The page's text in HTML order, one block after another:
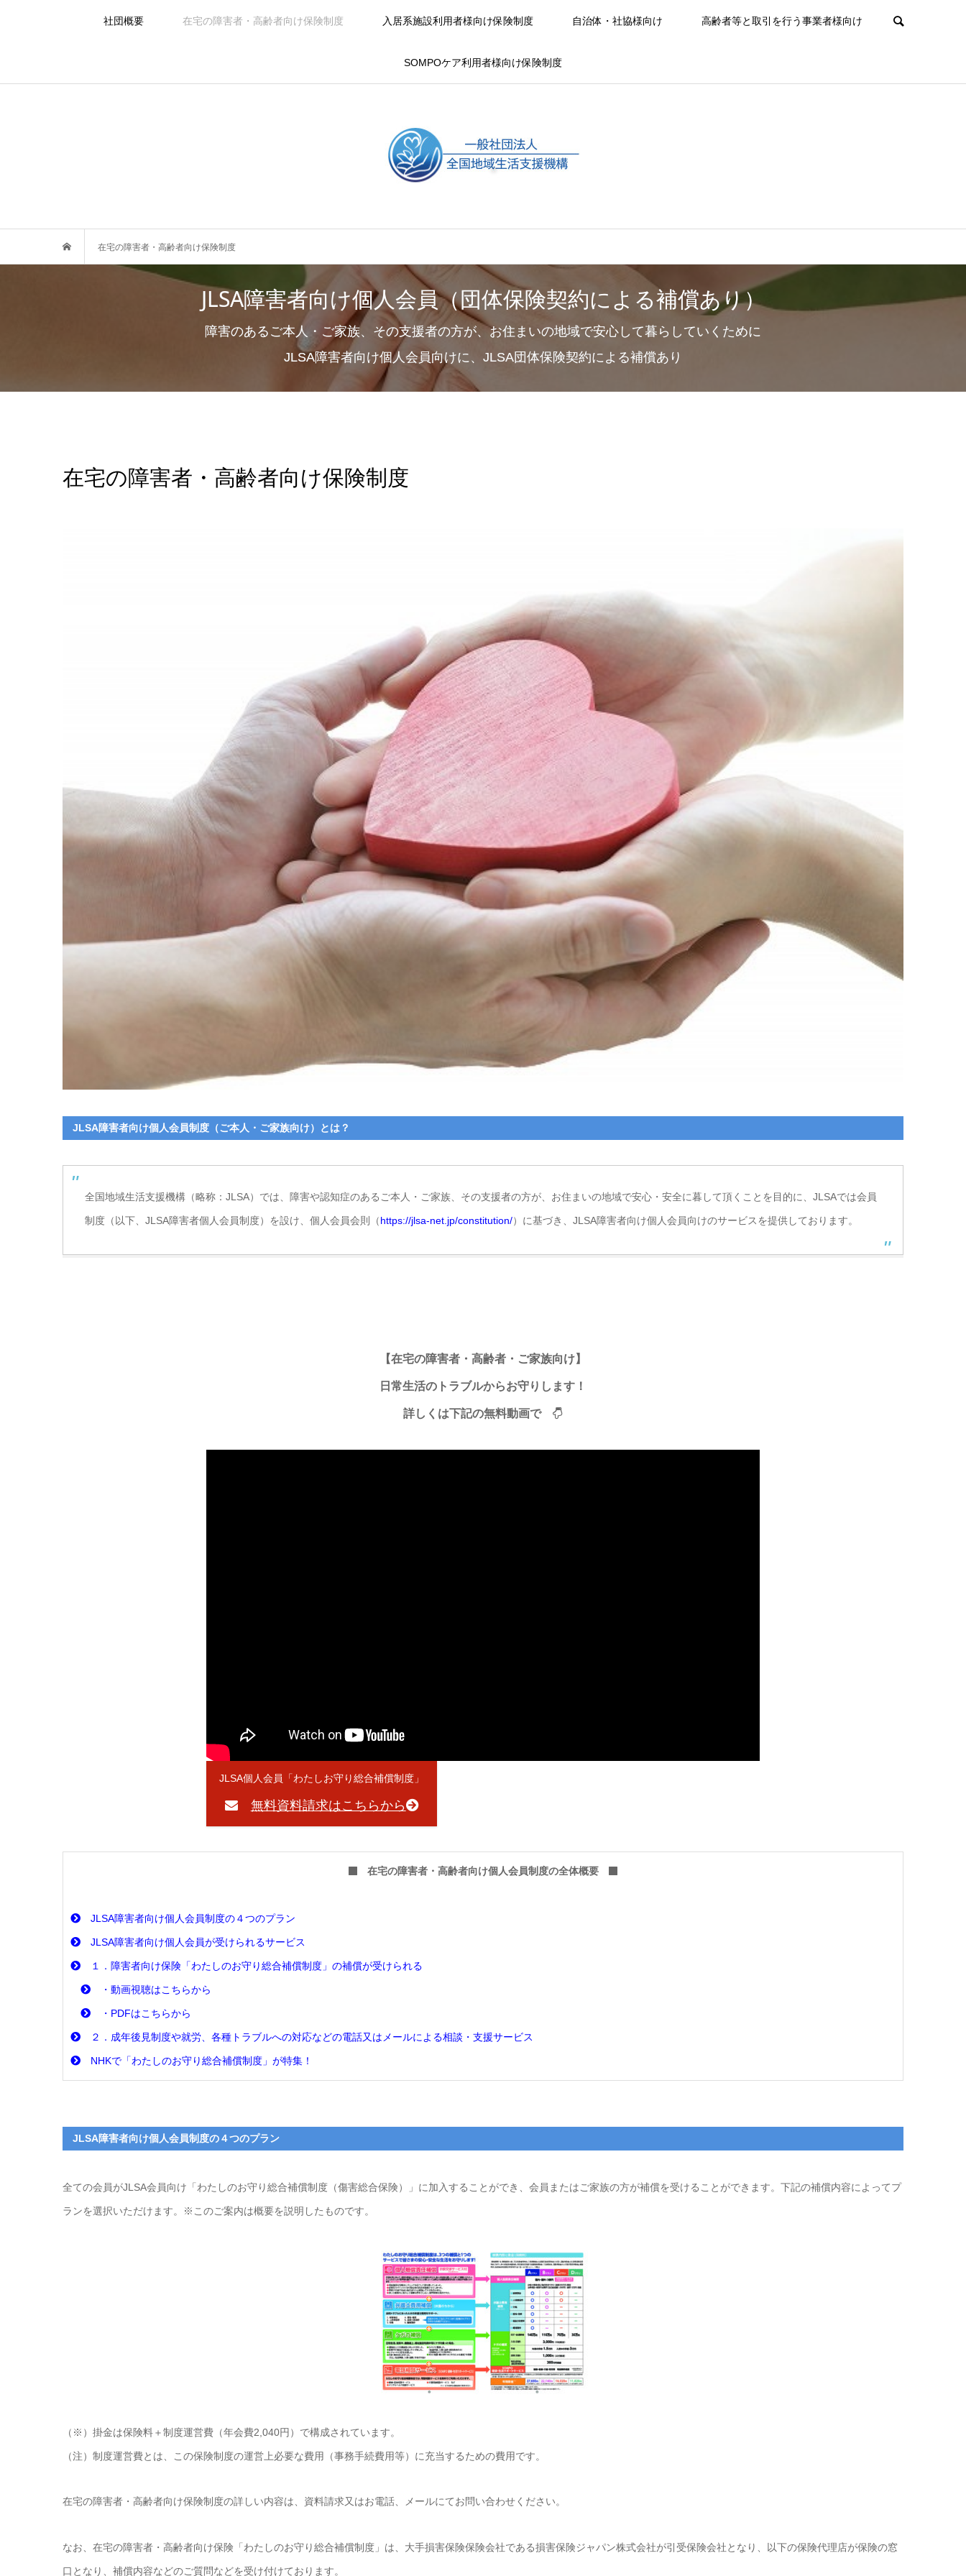
社団概要 在宅の障害者・高齢者向け保険制度 入居系施設利用者様向け保険制度 自治体・社協様向け 高齢者等と取引を行う事業者様向け
SOMPOケア利用者様向け保険制度
在宅の障害者・高齢者向け保険制度
JLSA障害者向け個人会員（団体保険契約による補償あり）
障害のあるご本人・ご家族、その支援者の方が、お住まいの地域で安心して暮らしていくために
JLSA障害者向け個人会員向けに、JLSA団体保険契約による補償あり
在宅の障害者・高齢者向け保険制度
JLSA障害者向け個人会員制度（ご本人・ご家族向け） とは？
全国地域生活支援機構（略称：JLSA）では、障害や認知症のあるご本人・ご家族、その支援者の方が、お住まいの地域で安心・安全に暮して頂くことを目的に、JLSAでは会員
制度（以下、JLSA障害者個人会員制度）を設け、個人会員会則（https://jlsa-net.jp/constitution/）に基づき、JLSA障害者向け個人会員向けのサービスを提供しております。
【在宅の障害者・高齢者・ご家族向け】
日常生活のトラブルからお守りします！
詳しくは下記の無料動画で
JLSA個人会員「わたしお守り総合補償制度」
無料資料請求はこちらから
在宅の障害者・高齢者向け個人会員制度の全体概要
JLSA障害者向け個人会員制度の４つのプラン
JLSA障害者向け個人会員が受けられるサービス
１．障害者向け保険「わたしのお守り総合補償制度」の補償が受けられる
・動画視聴はこちらから
・PDFはこちらから
２．成年後見制度や就労、各種トラブルへの対応などの電話又はメールによる相談・支援サービス
NHKで「わたしのお守り総合補償制度」が特集！
JLSA障害者向け個人会員制度の４つのプラン
全ての会員がJLSA会員向け「わたしのお守り総合補償制度（傷害総合保険）」に加入することができ、会員またはご家族の方が補償を受けることができます。下記の補償内容によってプ
ランを選択いただけます。※このご案内は概要を説明したものです。
（※）掛金は保険料＋制度運営費（年会費2,040円）で構成されています。
（注）制度運営費とは、この保険制度の運営上必要な費用（事務手続費用等）に充当するための費用です。
在宅の障害者・高齢者向け保険制度の詳しい内容は、資料請求又はお電話、メールにてお問い合わせください。
なお、在宅の障害者・高齢者向け保険「わたしのお守り総合補償制度」は、大手損害保険保険会社である損害保険ジャパン株式会社が引受保険会社となり、以下の保険代理店が保険の窓
口となり、補償内容などのご質問などを受け付けております。